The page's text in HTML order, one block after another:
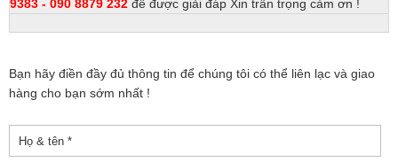
9383 - 090 8879 232 để được giải đáp Xin trân trọng cảm ơn !
Bạn hãy điền đầy đủ thông tin để chúng tôi có thể liên lạc và giao
hàng cho bạn sớm nhất !